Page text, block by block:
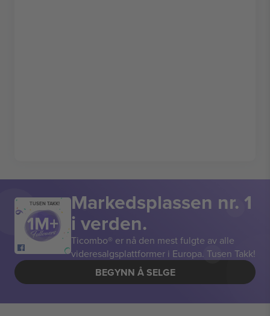
TUSEN TAKK! Markedsplassen nr. 1
i verden.
Ticombo® er nå den mest fulgte av alle
videresalgsplattformer i Europa. Tusen Takk!
BEGYNN Å SELGE